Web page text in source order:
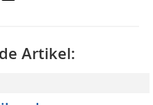
Artikel: